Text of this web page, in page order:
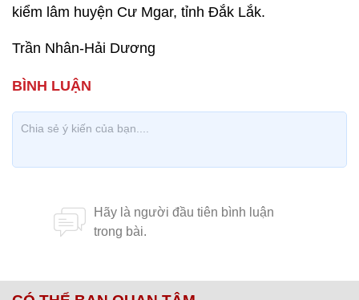
kiểm lâm huyện Cư Mgar, tỉnh Đắk Lắk.
Trần Nhân-Hải Dương